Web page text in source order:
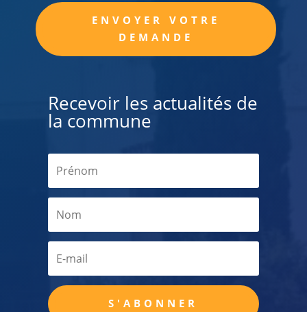
ENVOYER VOTRE
DEMANDE
Alternative:
Recevoir les actualités de
la commune
S'ABONNER